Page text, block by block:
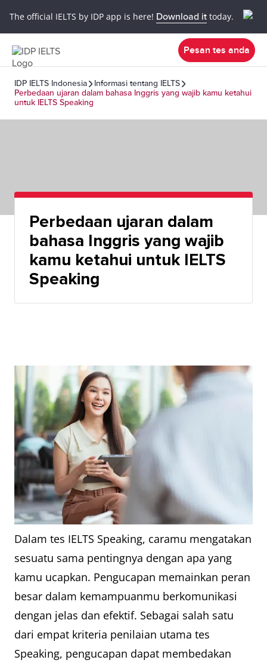
The official IELTS by IDP app is here! Download it today.
Pesan tes anda
IDP IELTS Indonesia
Informasi tentang IELTS
Perbedaan ujaran dalam bahasa Inggris yang wajib kamu ketahui
untuk IELTS Speaking
Perbedaan ujaran dalam
bahasa Inggris yang wajib
kamu ketahui untuk IELTS
Speaking
Dalam tes IELTS Speaking, caramu mengatakan
sesuatu sama pentingnya dengan apa yang
kamu ucapkan. Pengucapan memainkan peran
besar dalam kemampuanmu berkomunikasi
dengan jelas dan efektif. Sebagai salah satu
dari empat kriteria penilaian utama tes
Speaking, pengucapan dapat membedakan